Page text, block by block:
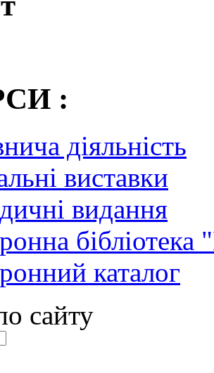
:
діяльність
виставки
видання
каталог
сайту